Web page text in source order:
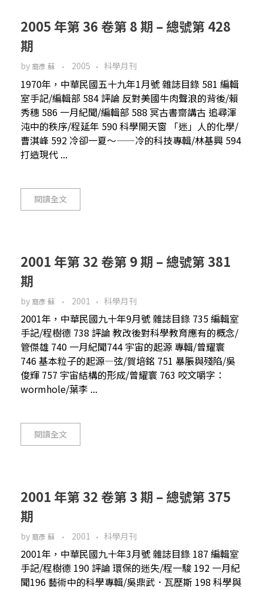
2005 年第 36 卷第 8 期 – 總號第 428
期
by 裔彥 蘇 2005 科學月刊
1970年，中華民國五十九年1月號 雜誌目錄 581 編輯
室手記/編輯部 584 評論 反對美國牛肉聲浪的背後/賴
秀穗 586 一月紀聞/編輯部 588 冥古書齋講古 追尋渾
沌中的秩序/程延年 590 科學開天窗 「迷」人的化學/
曹淇峰 592 冷卻一夏～——冷的科技專輯/林基興 594
打造現代 ...
閱讀全文
2001 年第 32 卷第 9 期 – 總號第 381
期
by 裔彥 蘇 2001 科學月刊
2001年，中華民國九十年9月號 雜誌目錄 735 編輯室
手記/程樹德 738 評論 教改後對科學教育應有的概念/
管傑雄 740 一月紀聞744 宇宙的起源 專輯/曾耀寰
746 基本粒子的起源—弦/賀培銘 751 暴脹與殘陷/吳
俊輝 757 宇宙結構的形成/曾耀寰 763 咬文嚼字：
wormhole/葉李 ...
閱讀全文
2001 年第 32 卷第 3 期 – 總號第 375
期
by 裔彥 蘇 2001 科學月刊
2001年，中華民國九十年3月號 雜誌目錄 187 編輯室
手記/程樹德 190 評論 環保的迷失/程一駿 192 一月紀
聞196 藝術中的科學專輯/吳鼎武．瓦歷斯 198 科學與